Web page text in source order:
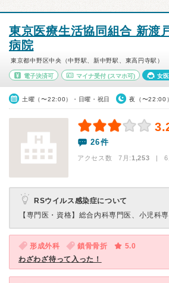
東京医療生活協同組合 新渡
病院
東京都中野区中央（中野駅、新中野駅、東高円寺駅）
電子決済可 マイナ受付(スマホ可) 女
土曜（〜22:00）・日曜・祝日 夜（〜22:00
26件
アクセス数 7月:1,253 | 6
RSウイルス感染症について
【専門医・資格】 総合内科専門医、小児科
形成外科 鎖骨骨折
5.0
わざわざ待って入った！